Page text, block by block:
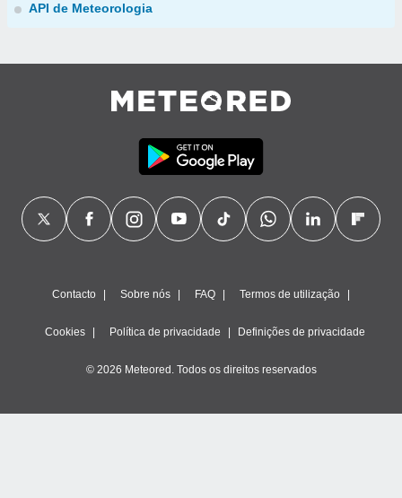
API de Meteorologia
Contacto Sobre nós FAQ Termos de utilização
Cookies Política de privacidade Definições de privacidade
© 2026 Meteored. Todos os direitos reservados